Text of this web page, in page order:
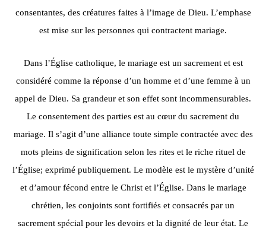
consentantes, des créatures faites à l’image de Dieu. L’emphase
est mise sur les personnes qui contractent mariage.
Dans l’Église catholique, le mariage est un sacrement et est
considéré comme la réponse d’un homme et d’une femme à un
appel de Dieu. Sa grandeur et son effet sont incommensurables.
Le consentement des parties est au cœur du sacrement du
mariage. Il s’agit d’une alliance toute simple contractée avec des
mots pleins de signification selon les rites et le riche rituel de
l’Église; exprimé publiquement. Le modèle est le mystère d’unité
et d’amour fécond entre le Christ et l’Église. Dans le mariage
chrétien, les conjoints sont fortifiés et consacrés par un
sacrement spécial pour les devoirs et la dignité de leur état. Le